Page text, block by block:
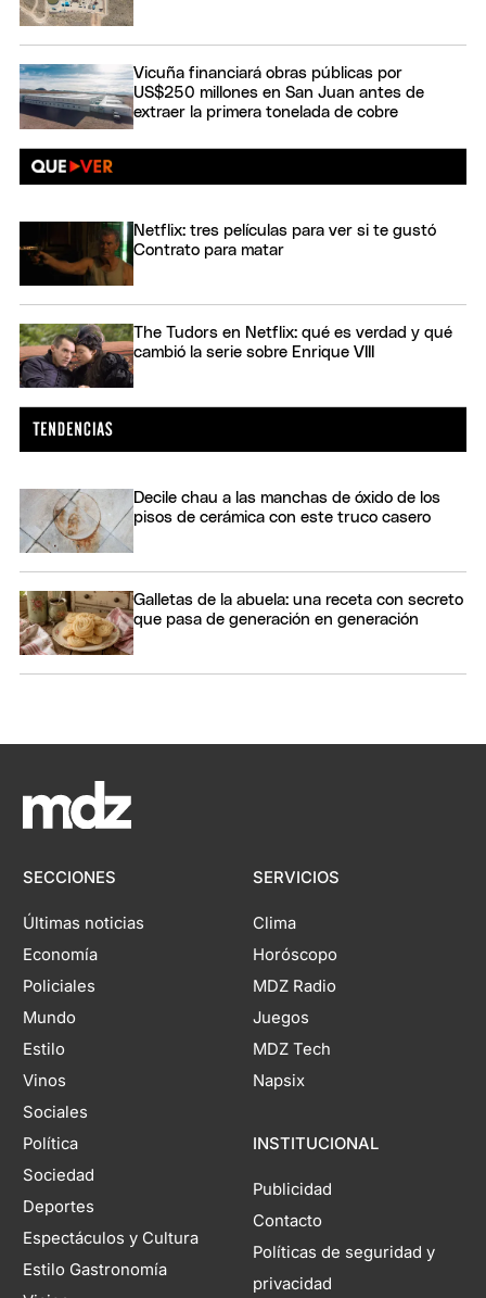
Vicuña financiará obras públicas por
US$250 millones en San Juan antes de
extraer la primera tonelada de cobre
Netflix: tres películas para ver si te gustó
Contrato para matar
The Tudors en Netflix: qué es verdad y qué
cambió la serie sobre Enrique VIII
Decile chau a las manchas de óxido de los
pisos de cerámica con este truco casero
Galletas de la abuela: una receta con secreto
que pasa de generación en generación
SECCIONES
Últimas noticias
Economía
Policiales
Mundo
Estilo
Vinos
Sociales
Política
Sociedad
Deportes
Espectáculos y Cultura
Estilo Gastronomía
SERVICIOS
Clima
Horóscopo
MDZ Radio
Juegos
MDZ Tech
Napsix
INSTITUCIONAL
Publicidad
Contacto
Políticas de seguridad y
privacidad